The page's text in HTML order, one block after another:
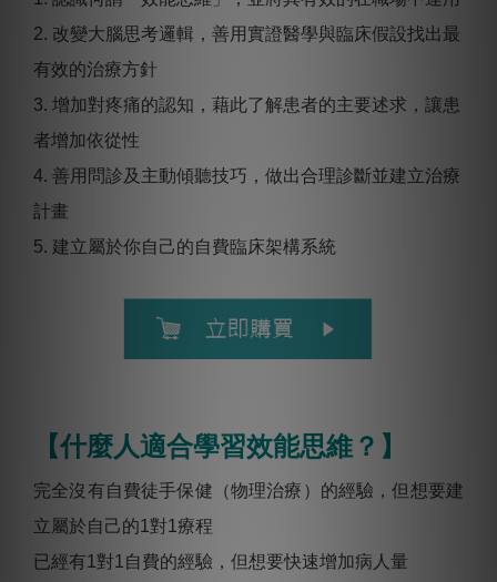
2. 改變⼤腦思考邏輯，善⽤實證醫學與臨床假設找出最
有效的治療⽅針
3. 增加對疼痛的認知，藉此了解患者的主要述求，讓患
者增加依從性
4. 善⽤問診及主動傾聽技巧，做出合理診斷並建立治療
計畫
5. 建立屬於你⾃⼰的⾃費臨床架構系統
【什麼人適合學習效能思維？】
完全沒有自費徒手保健（物理治療）的經驗，但想要建
立屬於自己的1對1療程
已經有1對1自費的經驗，但想要快速增加病人量